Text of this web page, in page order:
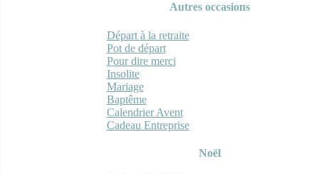
Autres occasions
Départ à la retraite
Pot de départ
Pour dire merci
Insolite
Mariage
Baptême
Calendrier Avent
Cadeau Entreprise
Noël